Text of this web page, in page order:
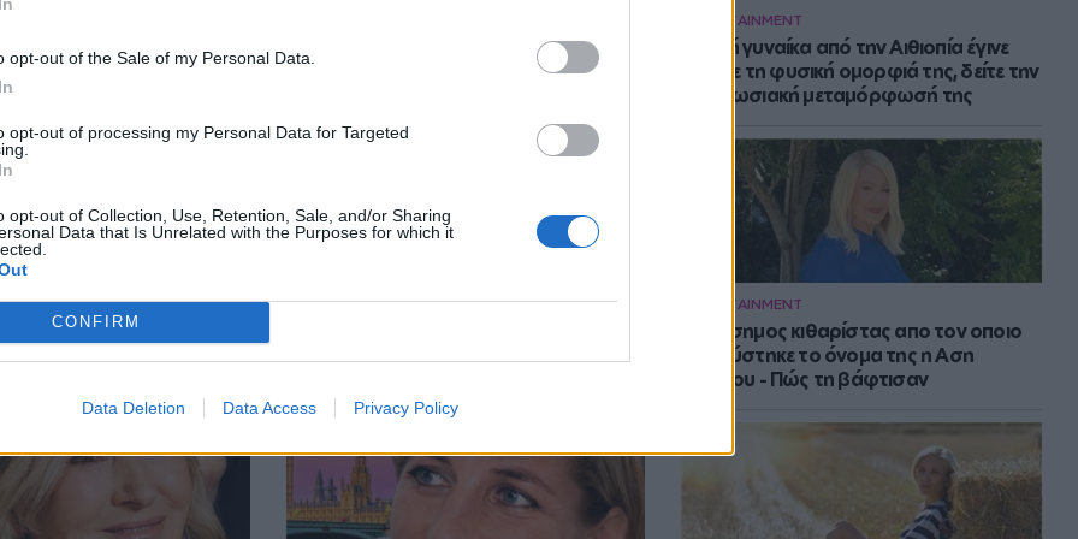
opt-out of the Sale of my Personal Data.
opt-out of processing my Personal Data for Targeted
opt-out of Collection, Use, Retention, Sale, and/or Sharing
Data that Is Unrelated with the Purposes for which it
CONFIRM
Data Deletion Data Access Privacy Policy
ENTERTAINMENT
Νεαρή γυναίκα από την Αιθιοπία έγινε
viral με τη φυσική ομορφιά της, δείτε την
εντυπωσιακή μεταμόρφωσή της
ENTERTAINMENT
Ο διάσημος κιθαρίστας απο τον οποιο
εμπνεύστηκε το όνομα της η Αση
Μπήλιου - Πώς τη βάφτισαν
Θέματα Think